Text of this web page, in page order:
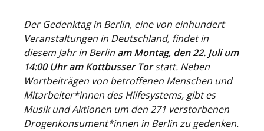
Der Gedenktag in Berlin, eine von einhundert
Veranstaltungen in Deutschland, findet in
diesem Jahr in Berlin am Montag, den 22. Juli um
14:00 Uhr am Kottbusser Torstatt. Neben
Wortbeiträgen von betroffenen Menschen und
Mitarbeiter*innen des Hilfesystems, gibt es
Musik und Aktionen um den 271 verstorbenen
Drogenkonsument*innen in Berlin zu gedenken.